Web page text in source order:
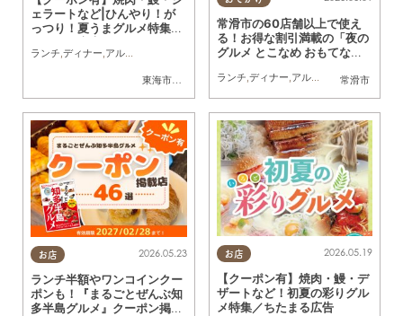
東海市
,大府市 半田市
ェラートなど|ひんやり！が
っつり！夏うまグルメ特集／
ランチ,ディナー,アルコール カフェ,キッチンカー,専門店,ちたまるスタイ
常滑市
常滑市の60店舗以上で使え
る！お得な割引満載の「夜の
グルメ とこなめ おもてなし
／ちたまる広告
ランチ,ディナー,アルコール ,ラーメン
お店 2026.05.23
ランチ半額やワンコインクー
ポンも！『まるごとぜんぶ知
多半島グルメ』クーポン掲載
お店 2026.05.19
【クーポン有】焼肉・鰻・デ
ザートなど！初夏の彩りグル
メ特集／ちたまる広告